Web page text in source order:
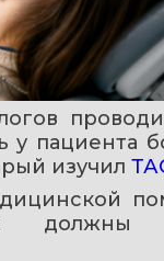
у пациента
изучил